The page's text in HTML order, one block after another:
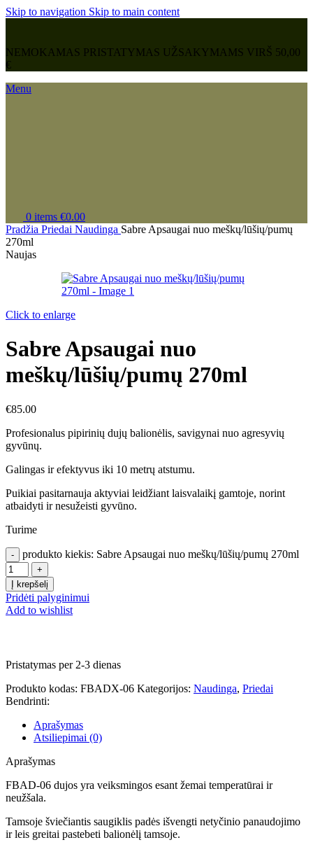
Skip to navigation Skip to main content
NEMOKAMAS PRISTATYMAS UŽSAKYMAMS VIRŠ 50,00
€
Menu
0 items €0.00
Pradžia Priedai Naudinga Sabre Apsaugai nuo meškų/lūšių/pumų
270ml
Naujas
Click to enlarge
Sabre Apsaugai nuo
meškų/lūšių/pumų 270ml
€85.00
Profesionalus pipirinių dujų balionėlis, savigynai nuo agresyvių
gyvūnų.
Galingas ir efektyvus iki 10 metrų atstumu.
Puikiai pasitarnauja aktyviai leidžiant laisvalaikį gamtoje, norint
atbaidyti ir nesužeisti gyvūno.
Turime
produkto kiekis: Sabre Apsaugai nuo meškų/lūšių/pumų 270ml
Į krepšelį
Pridėti palyginimui
Add to wishlist
Pristatymas per 2-3 dienas
Produkto kodas: FBADX-06 Kategorijos: Naudinga, Priedai
Bendrinti:
Aprašymas
Atsiliepimai (0)
Aprašymas
FBAD-06 dujos yra veiksmingos esant žemai temperatūrai ir
neužšala.
Tamsoje šviečiantis saugiklis padės išvengti netyčinio panaudojimo
ir leis greitai pastebeti balionėlį tamsoje.